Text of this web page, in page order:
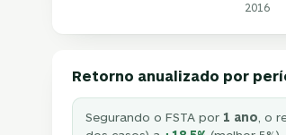
2016
Retorno anualizado por
Segurando o FSTA por 1 ano , o